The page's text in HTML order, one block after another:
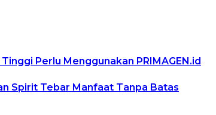
Perlu Menggunakan PRIMAGEN.id
Spirit Tebar Manfaat Tanpa Batas